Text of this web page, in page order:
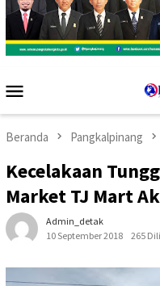
Mobile
Beranda Pangkalpinang
Kecelakaan
Market TJ Mart
Admin_detak
10 September 2018
265